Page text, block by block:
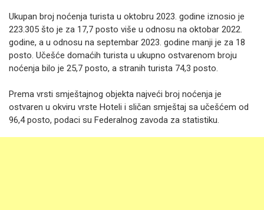
Ukupan broj noćenja turista u oktobru 2023. godine iznosio je
223.305 što je za 17,7 posto više u odnosu na oktobar 2022.
godine, a u odnosu na septembar 2023. godine manji je za 18
posto. Učešće domaćih turista u ukupno ostvarenom broju
noćenja bilo je 25,7 posto, a stranih turista 74,3 posto.
Prema vrsti smještajnog objekta najveći broj noćenja je
ostvaren u okviru vrste Hoteli i sličan smještaj sa učešćem od
96,4 posto, podaci su Federalnog zavoda za statistiku.